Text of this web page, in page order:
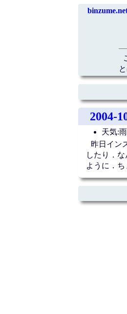
2004-
天気:雨
昨日イン
したり．
ように．